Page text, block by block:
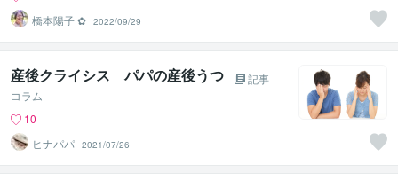
橋本陽子 ✿ 2022/09/29
産後クライシス パパの産後うつ
記事
コラム
10
ヒナパパ 2021/07/26